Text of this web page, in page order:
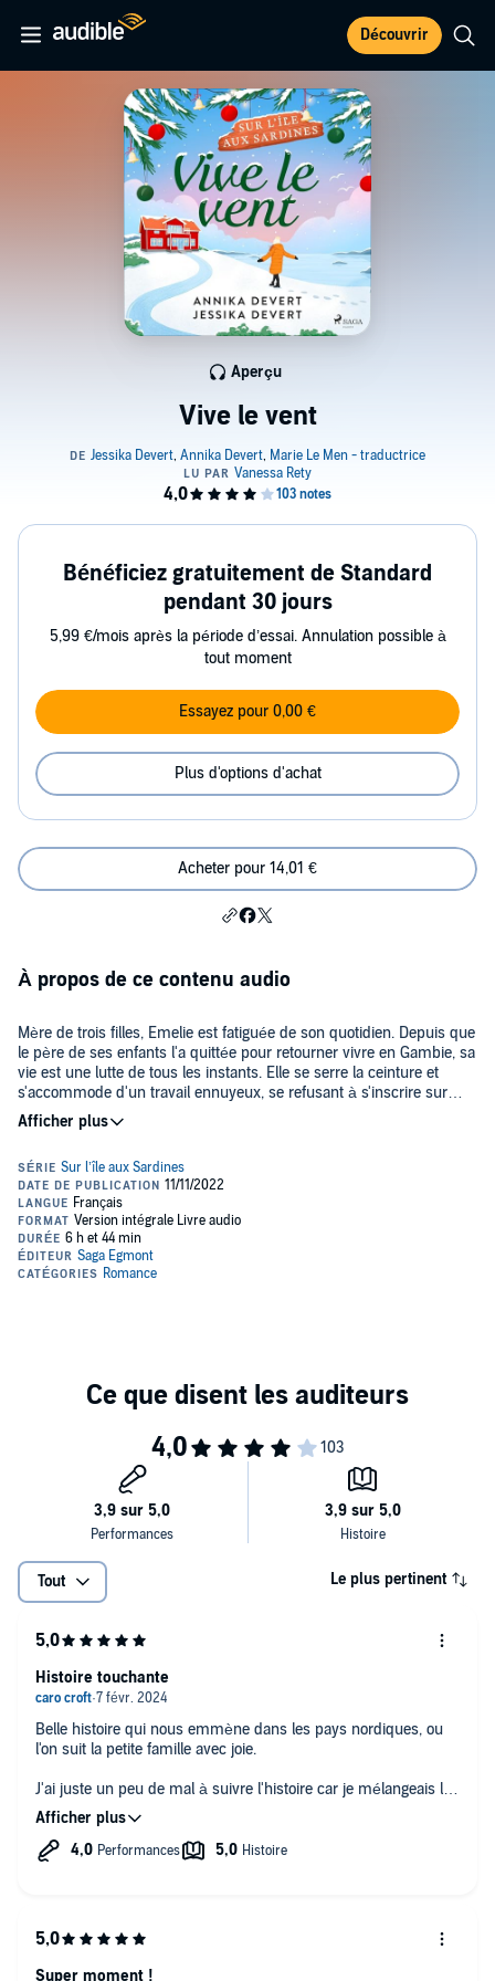
Découvrir
Vive le vent
Aperçu
Bénéficiez gratuitement de Standard
pendant 30 jours
5,99 €/mois après la période d’essai. Annulation possible à
tout moment
Essayez pour 0,00 €
Plus d'options d'achat
Acheter pour 14,01 €
À propos de ce contenu audio
Mère de trois filles, Emelie est fatiguée de son quotidien. Depuis que
le père de ses enfants l'a quittée pour retourner vivre en Gambie, sa
vie est une lutte de tous les instants. Elle se serre la ceinture et
s'accommode d'un travail ennuyeux, se refusant à s'inscrire sur
Tinder, malgré la pression de son entourage. Elle ne se sent pas
prête, point barre. Dans ce contexte peu réjouissant, tout bascule le
rendant sur les lieux, elle reçoit le choc de sa vie. La maison est
pleine à craquer de bibelots de Noël ! Emelie ne sait sur quel pied
danser... mais ses filles l'aident à prendre sa décision : elles veulent
rester sur l'île, et bientôt, elles quittent Växjö pour changer de vie. Il
ne reste à Emelie que deux grandes questions à résoudre. Qui est
vraiment cet Andreas, l'homme qui a hérité du cabanon au fond de
la propriété ? Et que va-t-elle bien pouvoir faire de toutes ces
Annika et Jessika Devert sont deux sœurs originaires de Göteborg.
Elles ont écrit ensemble de nombreux livres jeunesse, et elles co-
Tout Le plus pertinent
Belle histoire qui nous emmène dans les pays nordiques, ou
l'on suit la petite famille avec joie.
J'ai juste un peu de mal à suivre l'histoire car je mélangeais les
noms nordique des personnages, mais au bout de quelque
chapitres on y arrive sans problème!
Histoire touchante
Super moment !